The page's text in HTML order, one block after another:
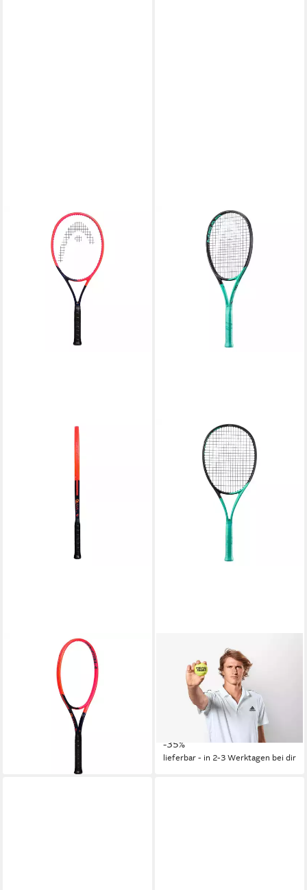
Tennisschläger Radical Team
ab 168,90 €
250,00 €
lieferbar - in 2-3 Werktagen bei dir
Tennisschläger Boom Team
HEAD Auxetic Graphene
Inside Turnierschläger
unbesaitet
UVP 230,00 €
-35%
lieferbar - in 2-3 Werktagen bei dir